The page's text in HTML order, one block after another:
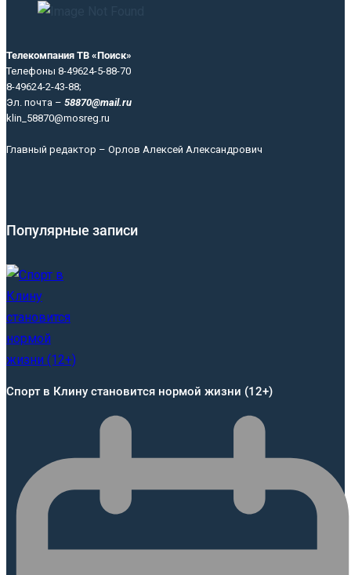
Телекомпания ТВ «Поиск»
Телефоны 8-49624-5-88-70
8-49624-2-43-88;
Эл. почта – 58870@mail.ru
klin_58870@mosreg.ru
Главный редактор – Орлов Алексей Александрович
Популярные записи
Спорт в Клину становится нормой жизни (12+)